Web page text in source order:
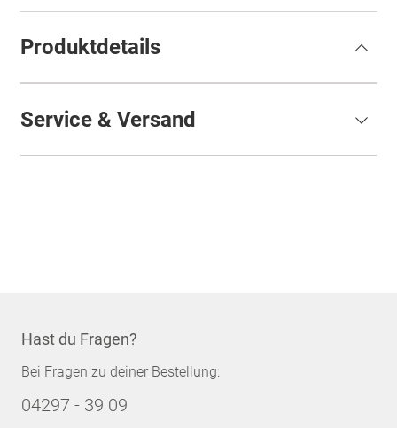
Produktdetails
Service & Versand
Hast du Fragen?
Bei Fragen zu deiner Bestellung:
04297 - 39 09